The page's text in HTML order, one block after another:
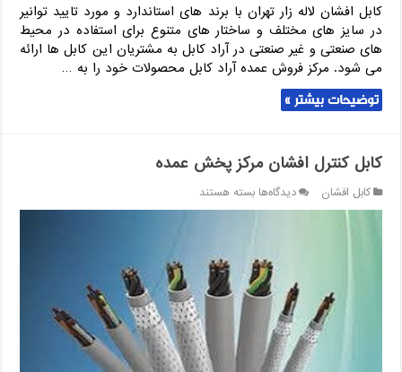
کابل افشان لاله زار تهران با برند های استاندارد و مورد تایید توانیر
در سایز های مختلف و ساختار های متنوع برای استفاده در محیط
های صنعتی و غیر صنعتی در آراد کابل به مشتریان این کابل ها ارائه
می شود. مرکز فروش عمده آراد کابل محصولات خود را به …
توضیحات بیشتر »
کابل کنترل افشان مرکز پخش عمده
کابل افشان دیدگاه‌هابرای
کابل
مرکز
پخش
عمده
بسته هستند